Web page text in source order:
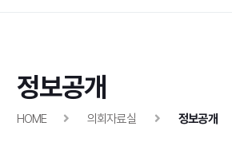
정보공개
HOME 의회자료실 정보공개